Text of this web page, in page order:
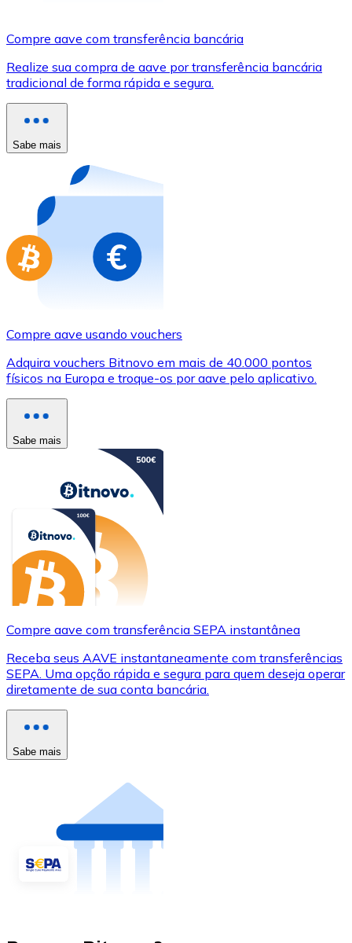
Use cartões Visa e Mastercard para comprar
Comprar com cartão
Compre cartões-presente das suas marcas favoritas
Ir para a loja de cartões-presente
Compre aave com transferência bancária
Realize sua compra de aave por transferência bancária
tradicional de forma rápida e segura.
Sabe mais
Compre aave usando vouchers
Adquira vouchers Bitnovo em mais de 40.000 pontos
físicos na Europa e troque-os por aave pelo aplicativo.
Sabe mais
Compre aave com transferência SEPA instantânea
Receba seus AAVE instantaneamente com transferências
SEPA. Uma opção rápida e segura para quem deseja operar
diretamente de sua conta bancária.
Sabe mais